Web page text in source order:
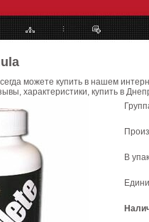
можете купить в нашем
характеристики, купить в
В